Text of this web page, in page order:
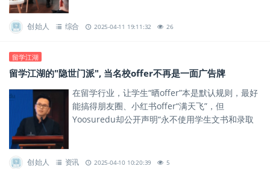
创始人 综合 2025-04-11 19:11:32 26
留学江湖
留学江湖的"隐世门派", 当名校offer不再是一面广告牌
在留学行业，让学生“晒offer”本是默认规则，最好
能搞得朋友圈、小红书offer“满天飞”，但
Yoosuredu却公开声明“永不使用学生文书和录取
创始人 资讯 2025-04-10 10:20:39 5